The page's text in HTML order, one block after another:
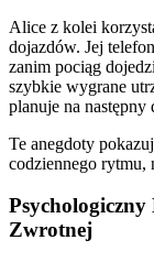
Alice z kolei
dojazdów. Jej
zanim pociąg
szybkie wygrane
planuje na następny
Te anegdoty
codziennego rytmu,
Zwrotnej